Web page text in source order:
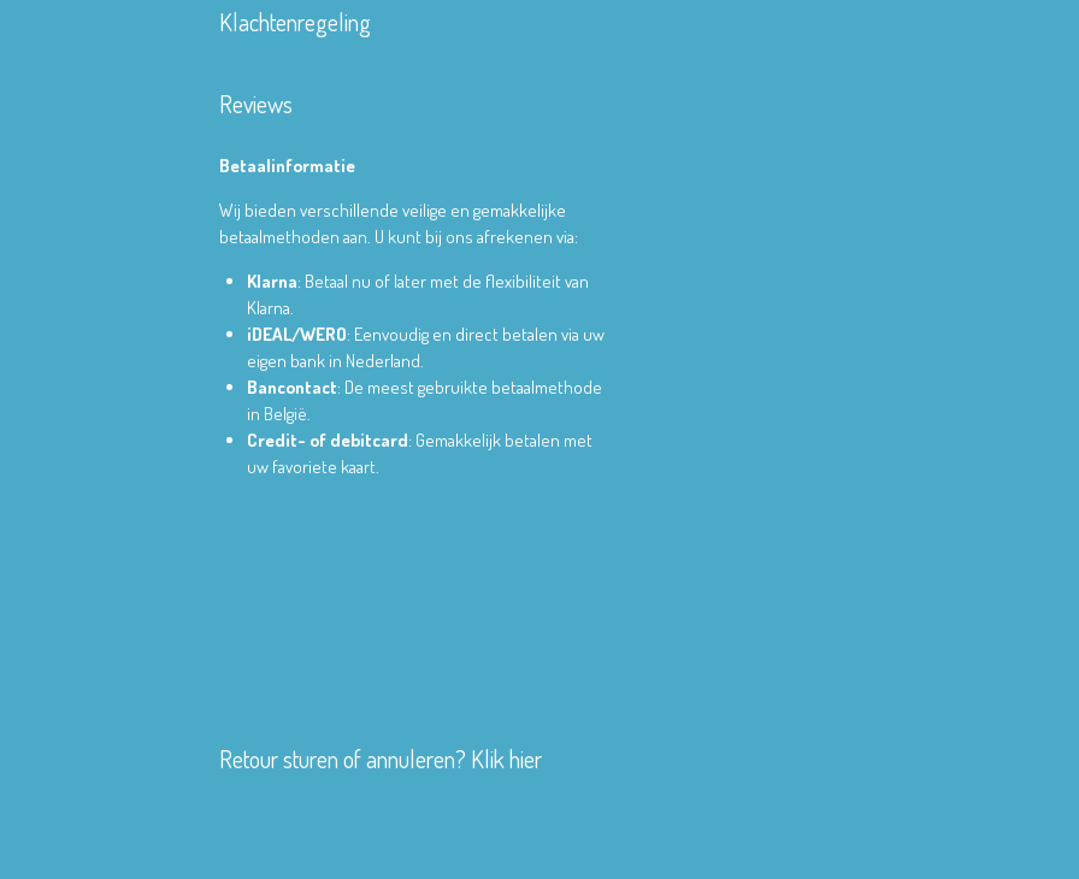
Klachtenregeling
Reviews
Betaalinformatie
Wij bieden verschillende veilige en gemakkelijke
betaalmethoden aan. U kunt bij ons afrekenen via:
Klarna: Betaal nu of later met de flexibiliteit van
Klarna.
iDEAL/WERO: Eenvoudig en direct betalen via uw
eigen bank in Nederland.
Bancontact: De meest gebruikte betaalmethode
in België.
Credit- of debitcard: Gemakkelijk betalen met
uw favoriete kaart.
Retour sturen of annuleren? Klik hier